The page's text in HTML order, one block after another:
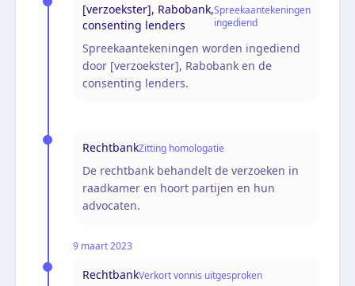
[verzoekster], Rabobank,
consenting lenders
Spreekaantekeningen
ingediend
Spreekaantekeningen worden ingediend
door [verzoekster], Rabobank en de
consenting lenders.
RechtbankZitting homologatie
De rechtbank behandelt de verzoeken in
raadkamer en hoort partijen en hun
advocaten.
9 maart 2023
RechtbankVerkort vonnis uitgesproken